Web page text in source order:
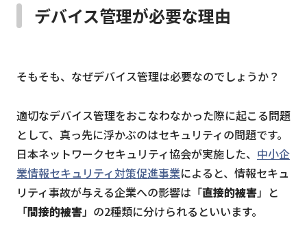
デバイス管理が必要な理由
そもそも、なぜデバイス管理は必要なのでしょうか？
適切なデバイス管理をおこなわなかった際に起こる問題
として、真っ先に浮かぶのはセキュリティの問題です。
日本ネットワークセキュリティ協会が実施した、 中小企
業情報セキュリティ対策促進事業によると、情報セキュ
リティ事故が与える企業への影響は「直接的被害」と
「間接的被害」の2種類に分けられるといいます。